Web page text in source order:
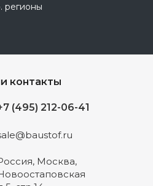
регионы
контакты
(495) 212-06-41
Москва,